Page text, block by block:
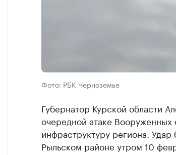
Фото: РБК Черноземье
Губернатор Курской области
очередной атаке
инфраструктуру региона.
Рыльском районе утром 10